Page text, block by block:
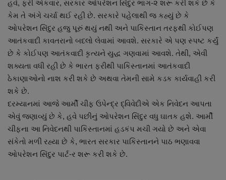
સ્પોર્ટ્સ
રાશિફળ
ગુનાખોરી
બોલિવૂડ
સ્વાસ્થ્ય
હવે, ફરી એકવાર, સરકાર ઓપરેશન સિંદુર ભાગ-૨ શરૂ કરી શકે છે કે
કેમ તે અંગે ચર્ચા થઈ રહી છે. સરકારે પહેલાથી જ કહ્યું છે કે
ઓપરેશન સિંદુર હજુ પૂરું થયું નથી અને પાકિસ્તાન તરફથી કોઈપણ
આતંકવાદી કાવતરાનો બદલો લેવામાં આવશે. સરકારે એ પણ સ્પષ્ટ કર્યું
છે કે કોઈપણ આતંકવાદી કૃત્યને યુદ્ધ ગણવામાં આવશે. તેથી, એવી
શક્યતા વધી રહી છે કે ભારત ફરીથી પાકિસ્તાનમાં આતંકવાદી
ઠેકાણાઓનો નાશ કરી શકે છે અથવા તેમની સામે કડક કાર્યવાહી કરી
શકે છે.
દરમ્યાનમાં આજે આર્મી ચીફ ઉપેન્દ્ર દ્વિવેદીએ એક નિવેદન આપતા
એવું જણાવ્યું છે કે, હવે પછીનું ઓપરેશન સિંદુર વધુ ઘાતક હશે. આર્મી
ચીફના આ નિવેદનથી પાકિસ્તાનમાં હડકંપ મચી ગયો છે અને એવા
સંકેતો મળી રહ્યા છે કે, ભારત સરકાર પાકિસ્તાનને પાઠ ભણાવવા
ઓપરેશન સિંદુર પાર્ટ-ર શરૂ કરી શકે છે.